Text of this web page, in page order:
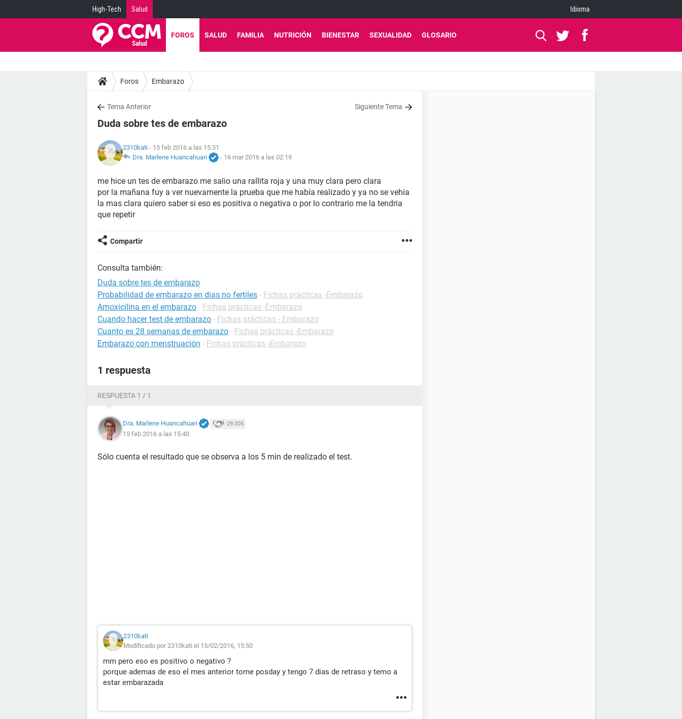
High-Tech Salud Idioma
FOROS SALUD FAMILIA NUTRICIÓN BIENESTAR SEXUALIDAD GLOSARIO
Foros Embarazo
Tema Anterior Siguiente Tema
Duda sobre tes de embarazo
2310kati - 15 feb 2016 a las 15:31
Dra. Marlene Huancahuari
- 16 mar 2016 a las 02:19
me hice un tes de embarazo me salio una rallita roja y una muy clara pero clara
por la mañana fuy a ver nuevamente la prueba que me había realizado y ya no se vehia
la mas clara quiero saber si eso es positiva o negativa o por lo contrario me la tendria
que repetir
Compartir
Consulta también:
Duda sobre tes de embarazo
Probabilidad de embarazo en dias no fertiles - Fichas prácticas -Embarazo
Amoxicilina en el embarazo - Fichas prácticas -Embarazo
Cuando hacer test de embarazo - Fichas prácticas - Embarazo
Cuanto es 28 semanas de embarazo - Fichas prácticas -Embarazo
Embarazo con menstruación - Fichas prácticas -Embarazo
1 respuesta
RESPUESTA 1 / 1
Dra. Marlene Huancahuari 29.005
15 feb 2016 a las 15:40
Sólo cuenta el resultado que se observa a los 5 min de realizado el test.
2310kati
Modificado por 2310kati el 15/02/2016, 15:50
mm pero eso es positivo o negativo ?
porque ademas de eso el mes anterior tome posday y tengo 7 dias de retraso y temo a
estar embarazada